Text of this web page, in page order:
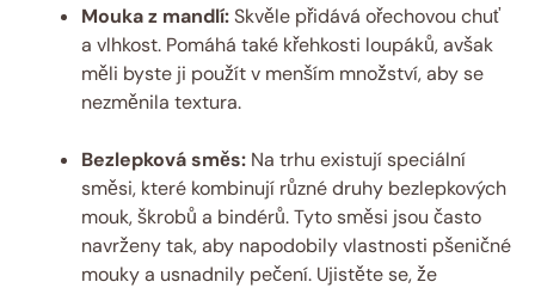
Mouka z mandlí:Skvěle přidává ořechovou chuť
a vlhkost. Pomáhá také křehkosti loupáků, avšak
měli byste ji použít v menším množství, aby se
nezměnila textura.
Bezlepková směs: Na trhu existují speciální
směsi, které kombinují různé druhy bezlepkových
mouk, škrobů a bindérů. Tyto směsi jsou často
navrženy tak, aby napodobily vlastnosti pšeničné
mouky a usnadnily pečení. Ujistěte se, že